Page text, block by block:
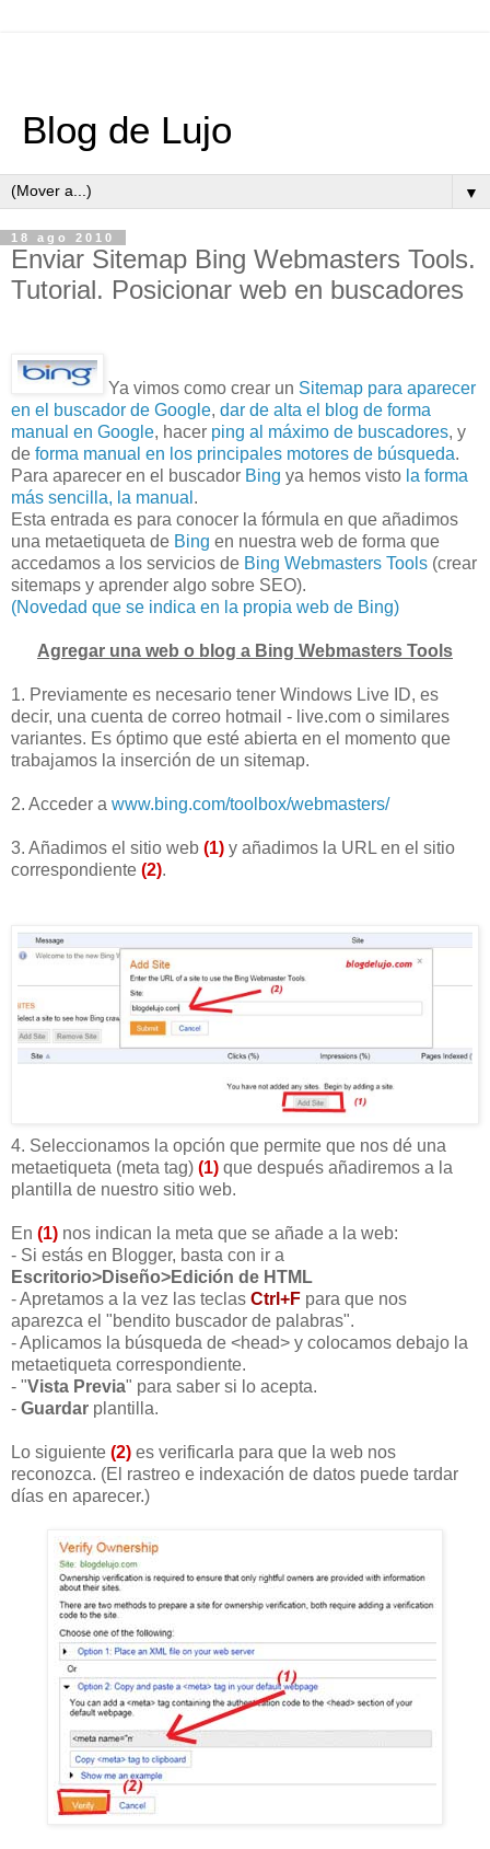
Blog de Lujo
▼
18 ago 2010
Enviar Sitemap Bing Webmasters Tools.
Tutorial. Posicionar web en buscadores
Ya vimos como crear un Sitemap para aparecer
en el buscador de Google, dar de alta el blog de forma
manual en Google, hacer ping al máximo de buscadores, y
de forma manual en los principales motores de búsqueda.
Para aparecer en el buscador Bing ya hemos visto la forma
más sencilla, la manual .
Esta entrada es para conocer la fórmula en que añadimos
una metaetiqueta de Bing en nuestra web de forma que
accedamos a los servicios de Bing Webmasters Tools (crear
sitemaps y aprender algo sobre SEO).
(Novedad que se indica en la propia web de Bing)
Agregar una web o blog a Bing Webmasters Tools
1. Previamente es necesario tener Windows Live ID, es
decir, una cuenta de correo hotmail - live.com o similares
variantes. Es óptimo que esté abierta en el momento que
trabajamos la inserción de un sitemap.
2. Acceder a www.bing.com/toolbox/webmasters/
3. Añadimos el sitio web (1) y añadimos la URL en el sitio
correspondiente (2).
4. Seleccionamos la opción que permite que nos dé una
metaetiqueta (meta tag) (1) que después añadiremos a la
plantilla de nuestro sitio web.
En (1) nos indican la meta que se añade a la web:
- Si estás en Blogger, basta con ir a
Escritorio>Diseño>Edición de HTML
- Apretamos a la vez las teclas Ctrl+F para que nos
aparezca el "bendito buscador de palabras".
- Aplicamos la búsqueda de <head> y colocamos debajo la
metaetiqueta correspondiente.
- "Vista Previa" para saber si lo acepta.
- Guardar plantilla.
Lo siguiente (2) es verificarla para que la web nos
reconozca. (El rastreo e indexación de datos puede tardar
días en aparecer.)